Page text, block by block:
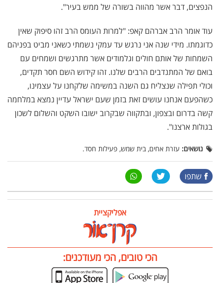
הנפצים, דבר אשר מהווה בשורה של ממש בעיר".
עוד אומר הרב אברהם קאפ: "למרות העומס הרב זהו סיפוק שאין
כדוגמתו. מידי שנה אני נרגש עד עמקי נשמתי כשאני מביט בפניהם
השמחות של אותם חולים וגלמודים אשר מתרגשים ושמחים עם
בואם של המתנדבים הרבים שלנו. זהו קידוש השם חסר תקדים,
וכולי תפילה שנצליח גם השנה במשימה שלקחנו על עצמינו,
כשהפעם אנחנו עושים זאת בזמן שעם ישראל עדיין נמצא במלחמה
קשה בדרום ובצפון, ובתקווה שבקרוב ישובו השקט והשלום לשכון
בגולות ארצנו".
נושאים: עזרת אחים, בית שמש, פעילות חסד.
שתפו
אפליקציית
הכי טובים, הכי מעודכנים: